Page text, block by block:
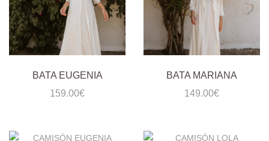
BATA EUGENIA
159.00€
BATA MARIANA
149.00€